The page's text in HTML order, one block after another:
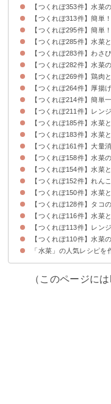
【つくれぽ353件】水菜
【つくれぽ313件】簡単
【つくれぽ295件】簡単
【つくれぽ285件】水菜
【つくれぽ283件】わさ
【つくれぽ282件】水菜
【つくれぽ269件】鶏肉
【つくれぽ264件】厚揚
【つくれぽ214件】簡単
【つくれぽ211件】レン
【つくれぽ185件】水菜
【つくれぽ183件】水菜
【つくれぽ161件】大量
【つくれぽ158件】水菜
【つくれぽ154件】水菜
【つくれぽ152件】れん
【つくれぽ150件】水菜
【つくれぽ128件】タコ
【つくれぽ116件】水菜
【つくれぽ113件】レン
【つくれぽ110件】水菜
「水菜」の人気レシピを
（このページに